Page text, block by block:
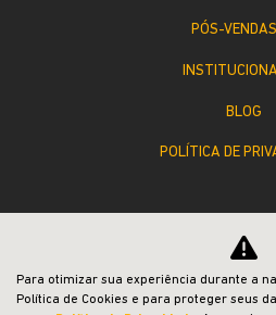
PÓS-VENDAS
BLOG
POLÍTICA DE
Para otimizar sua experiência durante a
Política de Cookies e para proteger seus